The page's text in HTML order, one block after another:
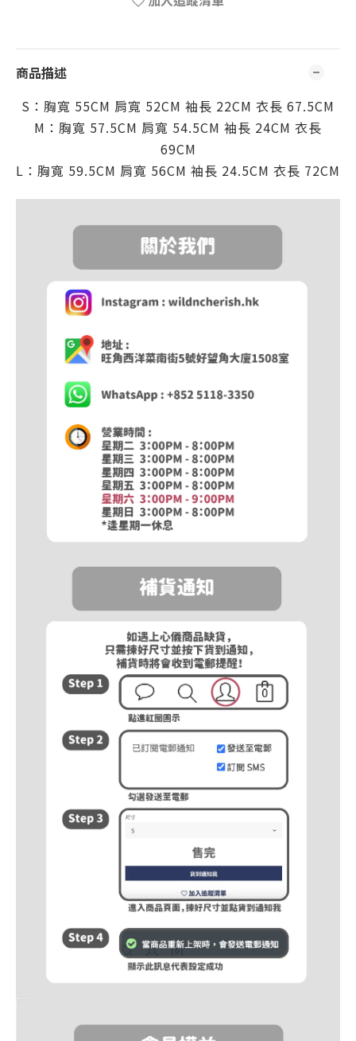
商品描述
S：胸寬 55CM 肩寬 52CM 袖長 22CM 衣長 67.5CM
M：胸寬 57.5CM 肩寬 54.5CM 袖長 24CM 衣長
69CM
L：胸寬 59.5CM 肩寬 56CM 袖長 24.5CM 衣長 72CM